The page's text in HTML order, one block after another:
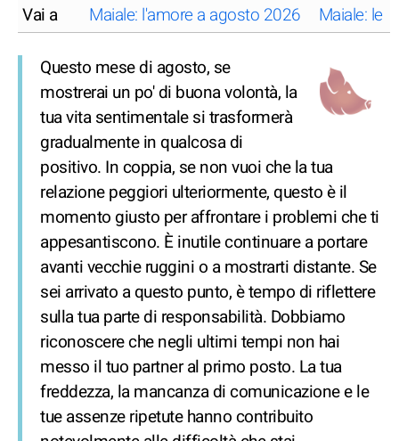
Vai a Maiale: l'amore a agosto 2026 Maiale: le
Questo mese di agosto, se
mostrerai un po' di buona volontà, la
tua vita sentimentale si trasformerà
gradualmente in qualcosa di
positivo. In coppia, se non vuoi che la tua
relazione peggiori ulteriormente, questo è il
momento giusto per affrontare i problemi che ti
appesantiscono. È inutile continuare a portare
avanti vecchie ruggini o a mostrarti distante. Se
sei arrivato a questo punto, è tempo di riflettere
sulla tua parte di responsabilità. Dobbiamo
riconoscere che negli ultimi tempi non hai
messo il tuo partner al primo posto. La tua
freddezza, la mancanza di comunicazione e le
tue assenze ripetute hanno contribuito